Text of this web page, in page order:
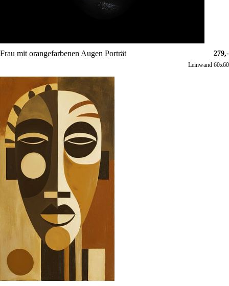
Frau mit orangefarbenen Augen Porträt 279,-
Leinwand 60x60